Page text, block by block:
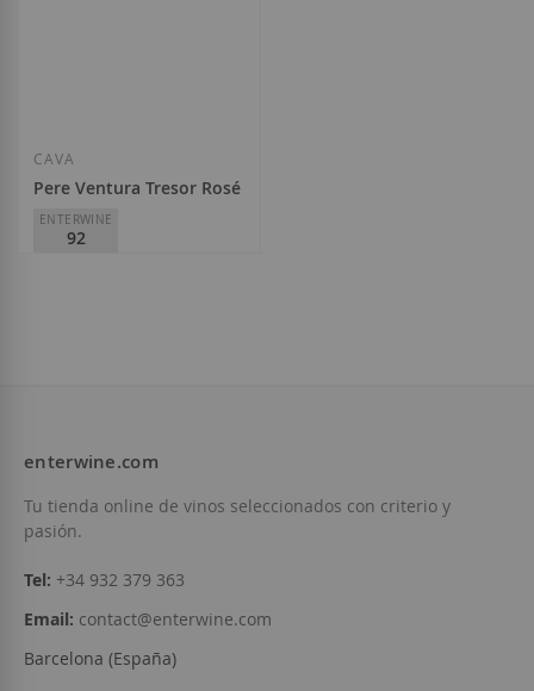
CAVA
Pere Ventura Tresor Rosé Brut
ENTERWINE
92
Añadir a la Lista de Deseos
enterwine.com
Tu tienda online de vinos seleccionados con criterio y
pasión.
Tel: +34 932 379 363
Email: contact@enterwine.com
Barcelona (España)